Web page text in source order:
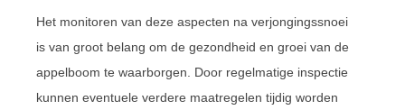
Het monitoren van deze aspecten na verjongingssnoei
is van groot belang om de gezondheid en groei van de
appelboom te waarborgen. Door regelmatige inspectie
kunnen eventuele verdere maatregelen tijdig worden